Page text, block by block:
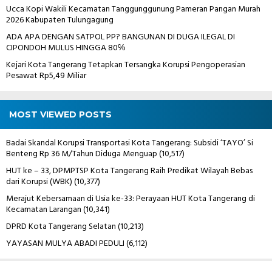
Ucca Kopi Wakili Kecamatan Tanggunggunung Pameran Pangan Murah
2026 Kabupaten Tulungagung
ADA APA DENGAN SATPOL PP? BANGUNAN DI DUGA ILEGAL DI
CIPONDOH MULUS HINGGA 80℅
Kejari Kota Tangerang Tetapkan Tersangka Korupsi Pengoperasian
Pesawat Rp5,49 Miliar
MOST VIEWED POSTS
Badai Skandal Korupsi Transportasi Kota Tangerang: Subsidi ‘TAYO’ Si
Benteng Rp 36 M/Tahun Diduga Menguap(10,517)
HUT ke – 33, DPMPTSP Kota Tangerang Raih Predikat Wilayah Bebas
dari Korupsi (WBK)(10,377)
Merajut Kebersamaan di Usia ke-33: Perayaan HUT Kota Tangerang di
Kecamatan Larangan(10,341)
DPRD Kota Tangerang Selatan(10,213)
YAYASAN MULYA ABADI PEDULI(6,112)